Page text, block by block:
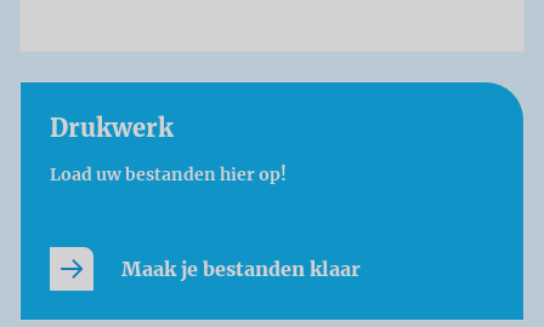
Drukwerk
Load uw bestanden hier op!
Maak je bestanden klaar